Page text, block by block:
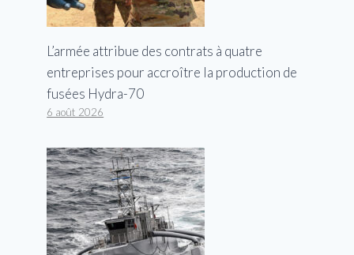
L’armée attribue des contrats à quatre
entreprises pour accroître la production de
fusées Hydra-70
6 août 2026